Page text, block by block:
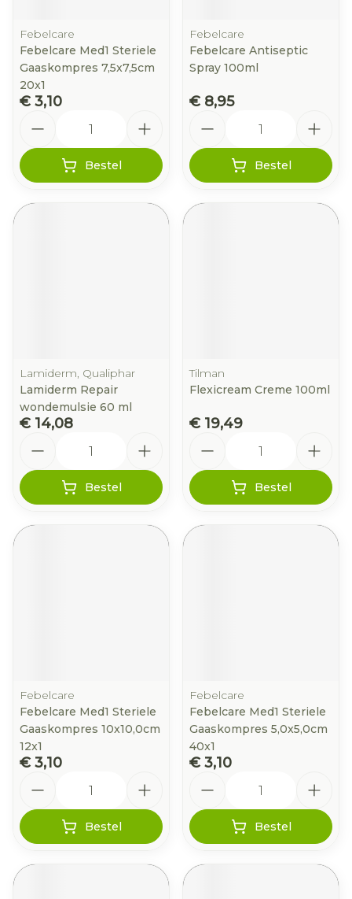
Febelcare
Febelcare Med1 Steriele
Gaaskompres 7,5x7,5cm
20x1
€ 3,10
Bestel
Febelcare
Febelcare Antiseptic
Spray 100ml
€ 8,95
Bestel
Lamiderm, Qualiphar
Lamiderm Repair
wondemulsie 60 ml
€ 14,08
Bestel
Tilman
Flexicream Creme 100ml
€ 19,49
Bestel
Febelcare
Febelcare Med1 Steriele
Gaaskompres 10x10,0cm
12x1
€ 3,10
Bestel
Febelcare
Febelcare Med1 Steriele
Gaaskompres 5,0x5,0cm
40x1
€ 3,10
Bestel